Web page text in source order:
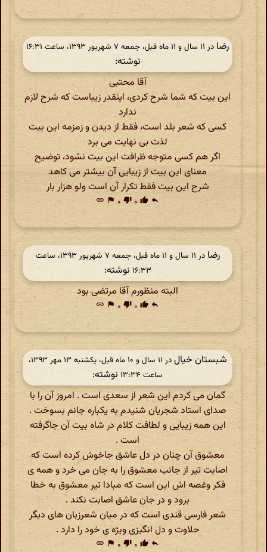
رضا در ‫۱۱ سال و ۱۱ ماه قبل، جمعه ۷ شهریور ۱۳۹۳، ساعت ۱۶:۳۱
نوشته:
آقا محتبی
این بیت که شما شرح کردی، اینقدر زیباست که شرح لازم
ندارد
کسی که شعر بلد است، فقط از دیدن و زمزمه این بیت
لذت بی نهایت می برد
اگر هم کسی متوجه ظرافت این بیت نشود، توضیح
معنای این بیت از زیبایی آن بیشتر می کاهد
شرح این بیت فقط تکرار آن است ولو هزار بار
reply
thumb_up ۰ thumb_down ۰ flag
link
رضا
در ‫۱۱ سال و ۱۱ ماه قبل، جمعه ۷ شهریور ۱۳۹۳، ساعت
۱۶:۳۳ نوشته:
البته منظورم آقا مرتضی بود
reply
thumb_up ۰ thumb_down ۰ flag
link
شبستان خیال
در ‫۱۱ سال و ۱۰ ماه قبل، یکشنبه ۱۳ مهر ۱۳۹۳،
ساعت ۱۳:۳۴
نوشته:
گمان می کردم این شعر از سعدی است . امروز آن را با
صدای استاد شجریان شنیدم به یکباره جانم بسوخت .
این همه زیبایی و لطافت کلام در شاه بیت آن جاگرفته
است .
معشوق آن چنان در دل عاشق جاخوش کرده است که
اصابت تیر از جانب معشوق را به جان می خرد و همه ی
فکر وغصه اش این است که مبادا تیر معشوق به خطا
برود و در جان عاشق اصابت نکند .
شعر فارسی قندی است که در میان شعرزبان های دیگر
حلاوت و دل انگیزی ویژه ی خود را دارد .
reply
thumb_up ۰ thumb_down ۰ flag
link